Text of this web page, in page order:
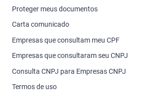
Proteger meus documentos
Carta comunicado
Empresas que consultam meu CPF
Empresas que consultaram seu CNPJ
Consulta CNPJ para Empresas CNPJ
Termos de uso